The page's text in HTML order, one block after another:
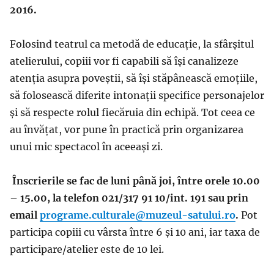
2016.
Folosind teatrul ca metodă de educaţie, la sfârşitul
atelierului, copiii vor fi capabili să îşi canalizeze
atenţia asupra poveştii, să îşi stăpânească emoţiile,
să folosească diferite intonaţii specifice personajelor
şi să respecte rolul fiecăruia din echipă. Tot ceea ce
au învăţat, vor pune în practică prin organizarea
unui mic spectacol în aceeaşi zi.
Înscrierile se fac de luni până joi, între orele 10.00
– 15.00, la telefon 021/317 91 10/int. 191 sau prin
email programe.culturale@muzeul-satului.ro. Pot
participa copiii cu vârsta între 6 şi 10 ani, iar taxa de
participare/atelier este de 10 lei.